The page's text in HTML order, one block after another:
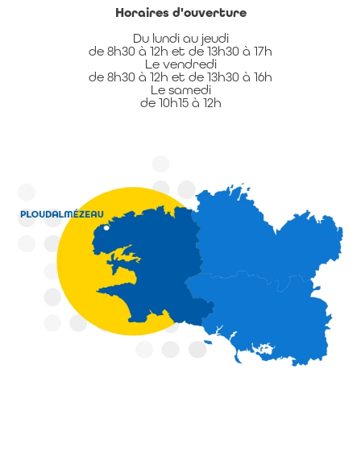
Horaires d'ouverture
Du lundi au jeudi
de 8h30 à 12h et de 13h30 à 17h
Le vendredi
de 8h30 à 12h et de 13h30 à 16h
Le samedi
de 10h15 à 12h